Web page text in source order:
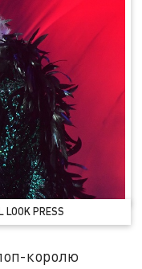
PRESS
королю